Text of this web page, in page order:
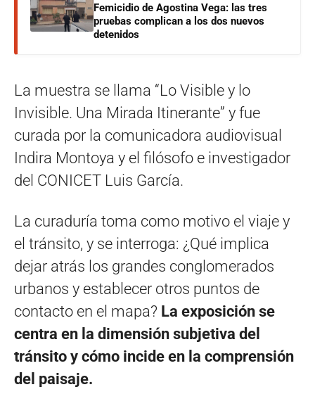
Femicidio de Agostina Vega: las tres
pruebas complican a los dos nuevos
detenidos
La muestra se llama “Lo Visible y lo
Invisible. Una Mirada Itinerante” y fue
curada por la comunicadora audiovisual
Indira Montoya y el filósofo e investigador
del CONICET Luis García.
La curaduría toma como motivo el viaje y
el tránsito, y se interroga: ¿Qué implica
dejar atrás los grandes conglomerados
urbanos y establecer otros puntos de
contacto en el mapa? La exposición se
centra en la dimensión subjetiva del
tránsito y cómo incide en la comprensión
del paisaje.